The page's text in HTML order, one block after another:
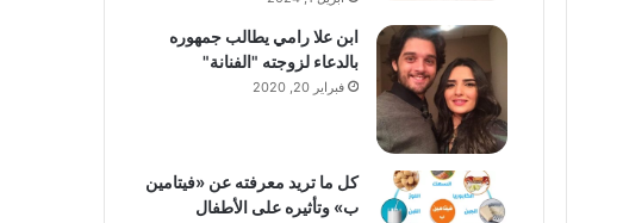
ابن علا رامي يطالب جمهوره
بالدعاء لزوجته "الفنانة"
فبراير 20, 2020
كل ما تريد معرفته عن «فيتامين
ب» وتأثيره على الأطفال